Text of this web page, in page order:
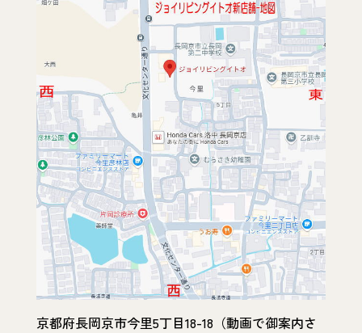
京都府長岡京市今里5丁目18-18（動画で御案内さ